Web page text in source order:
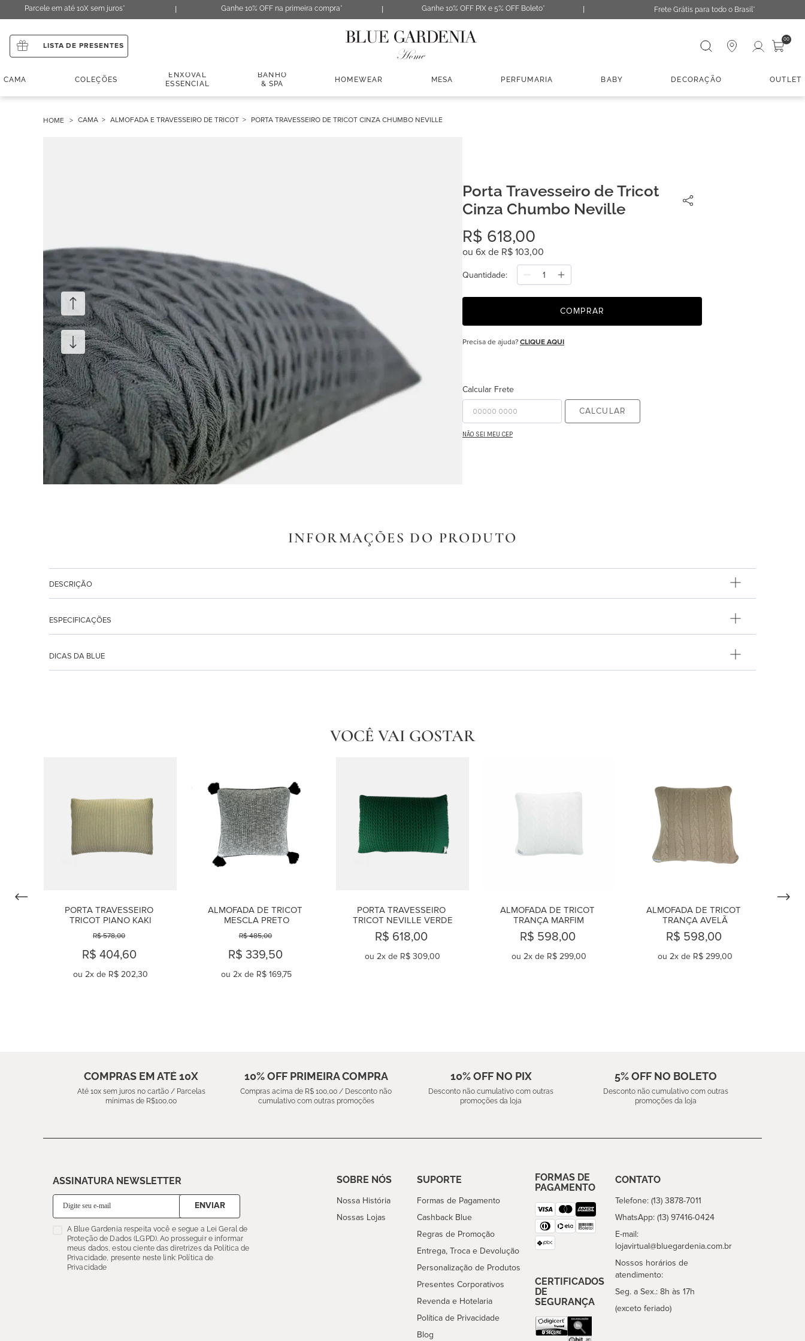
Parcele em até 10X sem juros* Ganhe 10% OFF na primeira compra* Ganhe 10% OFF PIX e 5% OFF Boleto* Frete Grátis para todo o Brasil*
LISTA DE PRESENTES
Digite sua busca 00
CAMA COLEÇÕES
ENXOVAL
ESSENCIAL
BANHO
& SPA
HOMEWEAR MESA PERFUMARIA BABY DECORAÇÃO OUTLET
CAMA ALMOFADA E TRAVESSEIRO DE TRICOT PORTA TRAVESSEIRO DE TRICOT CINZA CHUMBO NEVILLE
Porta Travesseiro de Tricot
Cinza Chumbo Neville
R$ 618,00
ou 6x de R$ 103,00
Quantidade
COMPRAR
Precisa de ajuda? CLIQUE AQUI
Calcular Frete
CALCULAR
NÃO SEI MEU CEP
INFORMAÇÕES DO PRODUTO
DESCRIÇÃO
ESPECIFICAÇÕES
DICAS DA BLUE
VOCÊ VAI GOSTAR
PORTA TRAVESSEIRO
TRICOT PIANO KAKI
R$ 578,00
R$ 404,60
ou 2x de R$ 202,30
ALMOFADA DE TRICOT
MESCLA PRETO
R$ 485,00
R$ 339,50
ou 2x de R$ 169,75
PORTA TRAVESSEIRO
TRICOT NEVILLE VERDE
R$ 618,00
ou 2x de R$ 309,00
ALMOFADA DE TRICOT
TRANÇA MARFIM
R$ 598,00
ou 2x de R$ 299,00
ALMOFADA DE TRICOT
TRANÇA AVELÃ
R$ 598,00
ou 2x de R$ 299,00
COMPRAS EM ATÉ 10X
Até 10x sem juros no cartão / Parcelas
mínimas de R$100,00
10% OFF PRIMEIRA COMPRA
Compras acima de R$ 100,00 / Desconto não
cumulativo com outras promoções
10% OFF NO PIX
Desconto não cumulativo com outras
promoções da loja
5% OFF NO BOLETO
Desconto não cumulativo com outras
promoções da loja
ASSINATURA NEWSLETTER
ENVIAR
A Blue Gardenia respeita você e segue a Lei Geral de
Proteção de Dados (LGPD). Ao prosseguir e informar
meus dados, estou ciente das diretrizes da Política de
Privacidade, presente neste link: Política de
Privacidade
SOBRE NÓS
Nossa História
Nossas Lojas
SUPORTE
Formas de Pagamento
Cashback Blue
Regras de Promoção
Entrega, Troca e Devolução
Personalização de Produtos
Presentes Corporativos
Revenda e Hotelaria
Política de Privacidade
Blog
FORMAS DE
PAGAMENTO
CERTIFICADOS
DE
SEGURANÇA
CONTATO
Telefone: (13) 3878-7011
WhatsApp: (13) 97416-0424
E-mail:
lojavirtual@bluegardenia.com.br
Nossos horários de
atendimento:
Seg. a Sex.: 8h às 17h
(exceto feriado)